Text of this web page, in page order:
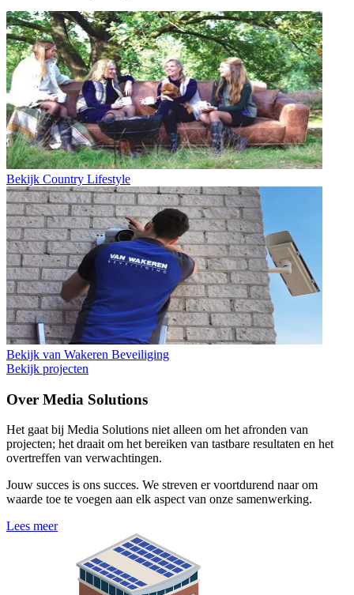
Bekijk Country Lifestyle
Bekijk van Wakeren Beveiliging
Bekijk projecten
Over Media Solutions
Het gaat bij Media Solutions niet alleen om het afronden van
projecten; het draait om het bereiken van tastbare resultaten en het
overtreffen van verwachtingen.
Jouw succes is ons succes. We streven er voortdurend naar om
waarde toe te voegen aan elk aspect van onze samenwerking.
Lees meer